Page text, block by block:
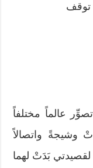
توقف
عالماً مختلفاً
وشيجةً واتصالاً
لقصيدتي بَدَتْ لهما